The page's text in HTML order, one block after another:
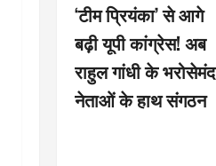
‘टीम प्रियंका’ से आगे
बढ़ी यूपी कांग्रेस! अब
राहुल गांधी के भरोसेमंद
नेताओं के हाथ संगठन